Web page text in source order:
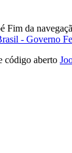
Fim da
código aberto